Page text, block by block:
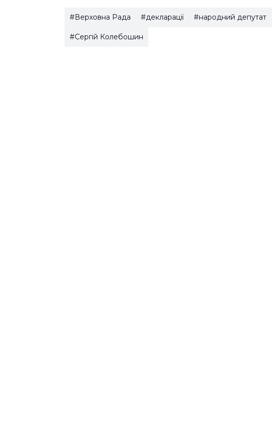
#Верховна Рада #декларації #народний депутат
#Сергій Колебошин